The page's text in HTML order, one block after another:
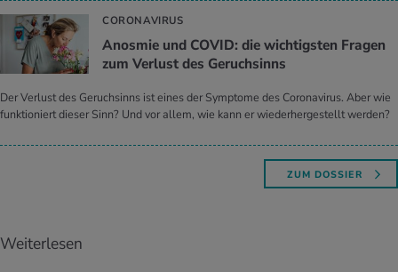
CORONAVIRUS
Anos­mie und COVID: die wich­tigs­ten Fra­gen
zum Ver­lust des Ge­ruchsinns
Der Verlust des Geruchsinns ist eines der Symptome des Coronavirus. Aber wie
funktioniert dieser Sinn? Und vor allem, wie kann er wiederhergestellt werden?
ZUM DOSSIER
Weiterlesen